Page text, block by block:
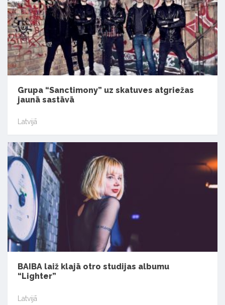
Grupa “Sanctimony” uz skatuves atgriežas
jaunā sastāvā
Latvijā
BAIBA laiž klajā otro studijas albumu
“Lighter”
Latvijā